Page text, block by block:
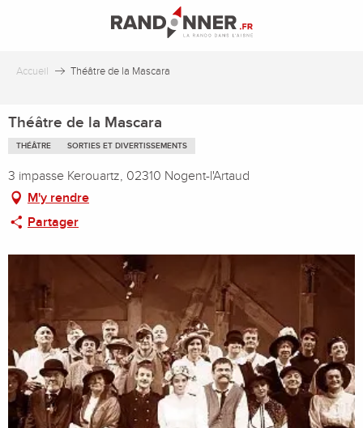
principal
Accueil Théâtre de la Mascara
Théâtre de la Mascara
THÉÂTRE SORTIES ET DIVERTISSEMENTS
3 impasse Kerouartz, 02310 Nogent-l'Artaud
M'y rendre
Partager